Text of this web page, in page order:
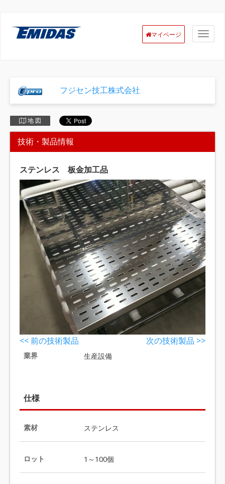
マイページ
フジセン技工株式会社
地 図
技術・製品情報
ステンレス 板金加工品
<< 前の技術製品 次の技術製品 >>
業界 生産設備
仕様
素材 ステンレス
ロット 1～100個